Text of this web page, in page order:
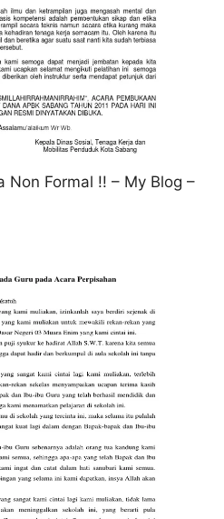
Non Formal !! – My Blog –